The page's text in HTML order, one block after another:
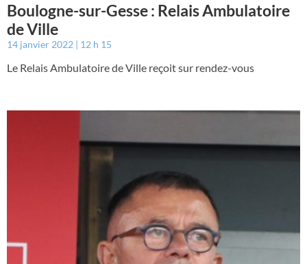
Boulogne-sur-Gesse : Relais Ambulatoire
de Ville
14 janvier 2022 12 h 15
Le Relais Ambulatoire de Ville reçoit sur rendez-vous